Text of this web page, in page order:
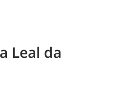
Leal da